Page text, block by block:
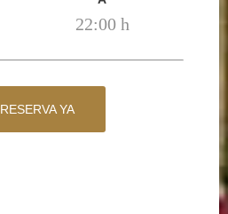
22:00 h
RESERVA YA